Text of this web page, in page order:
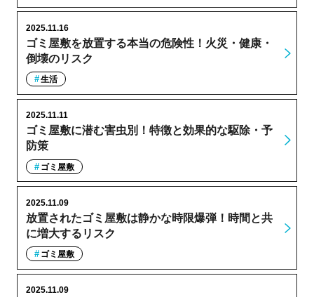
ゴミ屋敷を放置する本当の危険性！火災・健康・
倒壊のリスク
2025.11.16
生活
ゴミ屋敷に潜む害虫別！特徴と効果的な駆除・予
防策
2025.11.11
ゴミ屋敷
放置されたゴミ屋敷は静かな時限爆弾！時間と共
に増大するリスク
2025.11.09
ゴミ屋敷
2025.11.09